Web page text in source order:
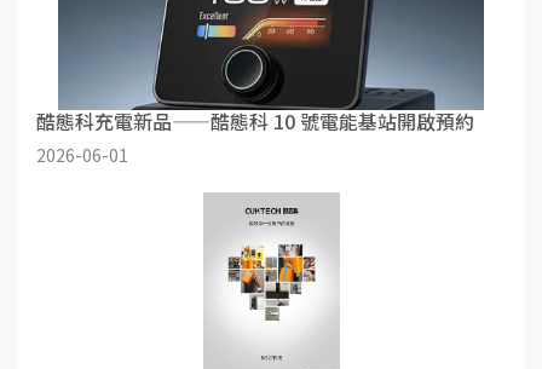
酷態科充電新品——酷態科 10 號電能基站開啟預約
2026-06-01